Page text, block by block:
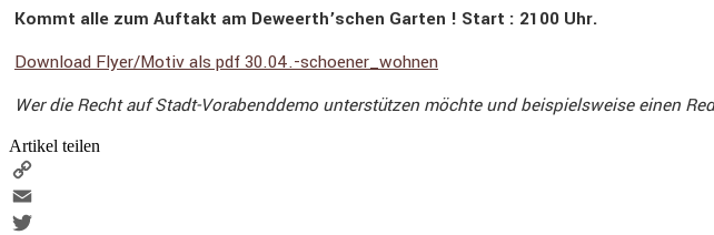
Kommt alle zum Auftakt am Deweerth’schen Garten ! Start : 2100 Uhr.
Download Flyer/Motiv als pdf 30.04.-schoener_wohnen
Wer die Recht auf Stadt-Vorabend­demo unter­stützen möchte und beispiels­weise einen
Artikel teilen
Copy
Link
Email